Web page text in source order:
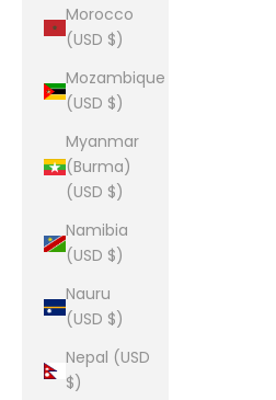
Morocco
(USD $)
Mozambique
(USD $)
Myanmar
(Burma)
(USD $)
Namibia
(USD $)
Nauru
(USD $)
Nepal (USD
$)